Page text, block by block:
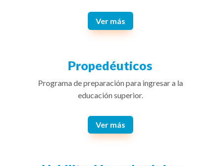
Ver más
Propedéuticos
Programa de preparación para ingresar a la
educación superior.
Ver más